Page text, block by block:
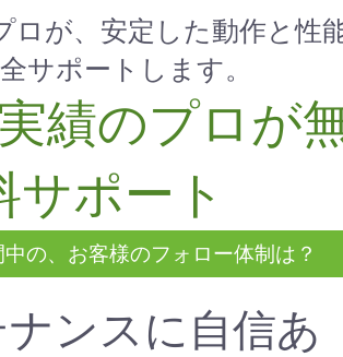
ロが、安定した動作と性
サポートします。
績のプロが
サポート
の、お客様のフォロー体制は？
ンスに自信あ